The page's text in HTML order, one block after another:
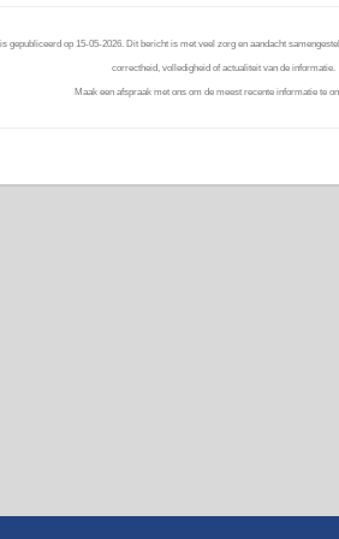
gepubliceerd op 15-05-2026. Dit bericht is met veel zorg en aandacht
correctheid, volledigheid of actualiteit van de informatie.
Maak een afspraak met ons om de meest recente informatie te